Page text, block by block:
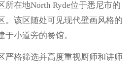
所在地North Ryde位于悉尼市的
。该区随处可见现代壁画风格的
小道旁的餐馆。
严格筛选并高度重视厨师和讲师